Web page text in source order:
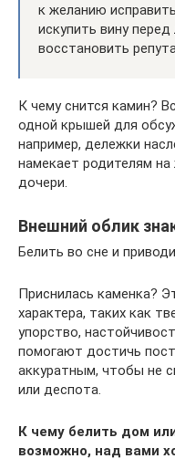
к желанию
искупить вину
восстановить
К чему снится камин?
одной крышей для
например, дележки
намекает родителям
дочери.
Внешний облик
Белить во сне и
Приснилась каменка?
характера, таких как
упорство,
помогают достичь
аккуратным, чтобы не
или деспота.
К чему белить дом
возможно, над вами